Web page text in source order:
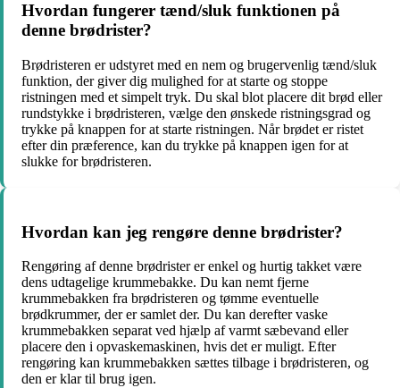
Hvordan fungerer tænd/sluk funktionen på
denne brødrister?
Brødristeren er udstyret med en nem og brugervenlig tænd/sluk
funktion, der giver dig mulighed for at starte og stoppe
ristningen med et simpelt tryk. Du skal blot placere dit brød eller
rundstykke i brødristeren, vælge den ønskede ristningsgrad og
trykke på knappen for at starte ristningen. Når brødet er ristet
efter din præference, kan du trykke på knappen igen for at
slukke for brødristeren.
Hvordan kan jeg rengøre denne brødrister?
Rengøring af denne brødrister er enkel og hurtig takket være
dens udtagelige krummebakke. Du kan nemt fjerne
krummebakken fra brødristeren og tømme eventuelle
brødkrummer, der er samlet der. Du kan derefter vaske
krummebakken separat ved hjælp af varmt sæbevand eller
placere den i opvaskemaskinen, hvis det er muligt. Efter
rengøring kan krummebakken sættes tilbage i brødristeren, og
den er klar til brug igen.